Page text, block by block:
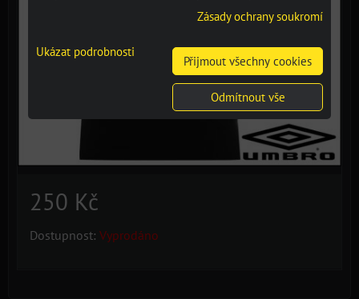
250 Kč
Dostupnost: Vyprodáno
Zásady ochrany soukromí
Ukázat podrobnosti
Přijmout všechny cookies
Odmítnout vše